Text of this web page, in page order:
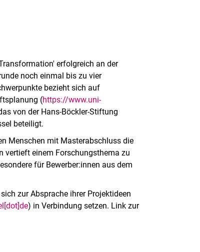
erfolgreich an der
noch einmal bis zu vier
bezieht sich auf
(https://www.uni-
von der Hans-Böckler-Stiftung
beteiligt.
Menschen mit Masterabschluss die
vertieft einem Forschungsthema zu
für Bewerber:innen aus dem
zur Absprache ihrer Projektideen
) in Verbindung setzen. Link zur